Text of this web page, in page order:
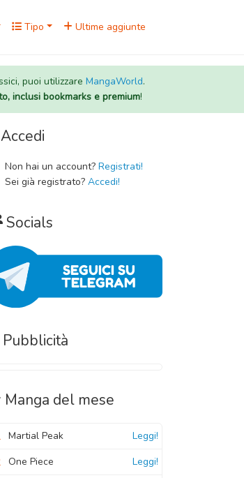
Tipo Ultime aggiunte
puoi utilizzare MangaWorld.
inclusi bookmarks e premium!
Accedi
Non hai un account? Registrati!
Sei già registrato? Accedi!
Socials
Pubblicità
Manga del mese
Martial Peak Leggi!
One Piece Leggi!